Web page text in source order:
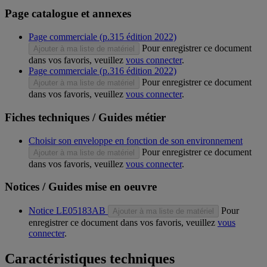
Page catalogue et annexes
Page commerciale (p.315 édition 2022)
Ajouter à ma liste de matériel
Pour enregistrer ce document
dans vos favoris, veuillez vous connecter.
Page commerciale (p.316 édition 2022)
Ajouter à ma liste de matériel
Pour enregistrer ce document
dans vos favoris, veuillez vous connecter.
Fiches techniques / Guides métier
Choisir son enveloppe en fonction de son environnement
Ajouter à ma liste de matériel
Pour enregistrer ce document
dans vos favoris, veuillez vous connecter.
Notices / Guides mise en oeuvre
Notice LE05183AB Ajouter à ma liste de matériel
Pour
enregistrer ce document dans vos favoris, veuillez vous
connecter.
Caractéristiques techniques